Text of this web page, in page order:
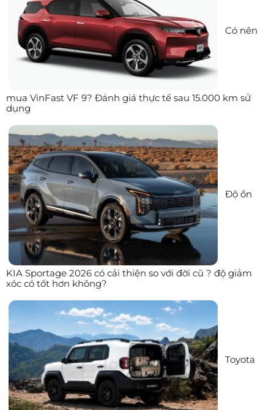
Có nên
mua VinFast VF 9? Đánh giá thực tế sau 15.000 km sử
dụng
Độ ồn
KIA Sportage 2026 có cải thiện so với đời cũ ? độ giảm
xóc có tốt hơn không?
Toyota